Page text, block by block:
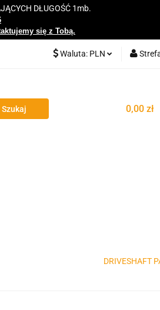
DŁUGOŚĆ 1mb.
się z Tobą.
Waluta: PLN
Dodaj
0,00 zł
DRIVESHAFT